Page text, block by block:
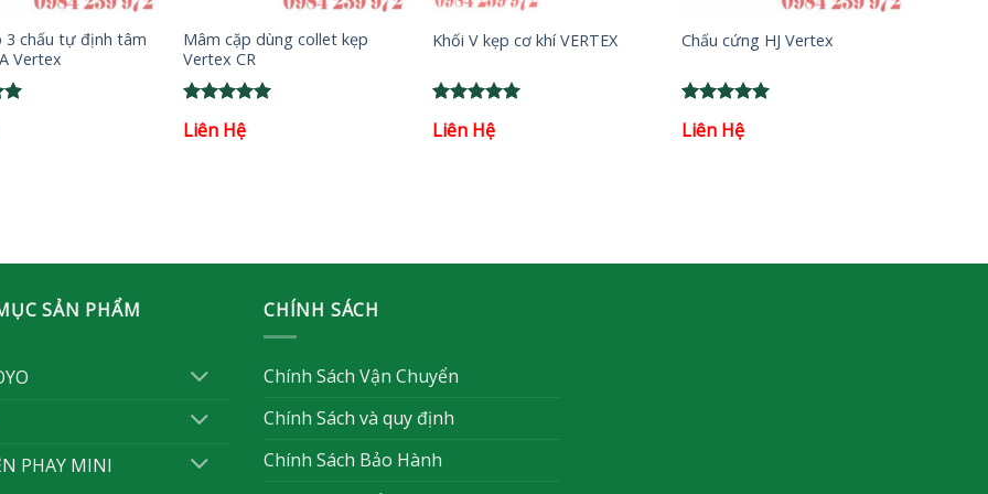
3 chấu tự định tâm
Vertex
Mâm cặp dùng collet kẹp
Vertex CR
out of 5
Liên Hệ
Khối V kẹp cơ khí VERTEX
out of 5
Liên Hệ
Chấu cứng HJ Vertex
out of 5
Liên Hệ
SẢN PHẨM
PHAY MINI
CHÍNH SÁCH
Chính Sách Vận Chuyển
Chính Sách và quy định
Chính Sách Bảo Hành